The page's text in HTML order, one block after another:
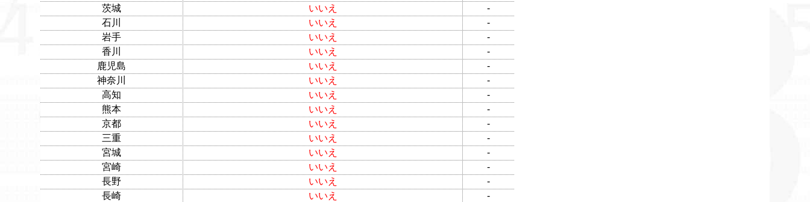
茨城
いいえ
-
石川
いいえ
-
岩手
いいえ
-
香川
いいえ
-
鹿児島
いいえ
-
神奈川
いいえ
-
高知
いいえ
-
熊本
いいえ
-
京都
いいえ
-
三重
いいえ
-
宮城
いいえ
-
宮崎
いいえ
-
長野
いいえ
-
長崎
いいえ
-